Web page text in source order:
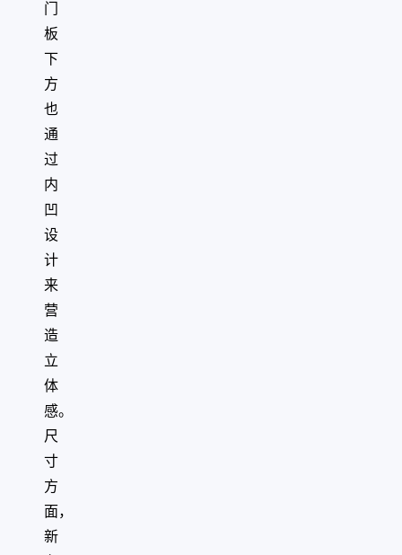
门
板
下
方
也
通
过
内
凹
设
计
来
营
造
立
体
感。
尺
寸
方
面，
新